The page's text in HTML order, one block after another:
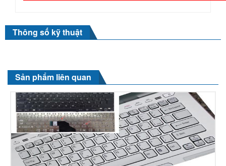
Thông số kỹ thuật
Sản phẩm liên quan